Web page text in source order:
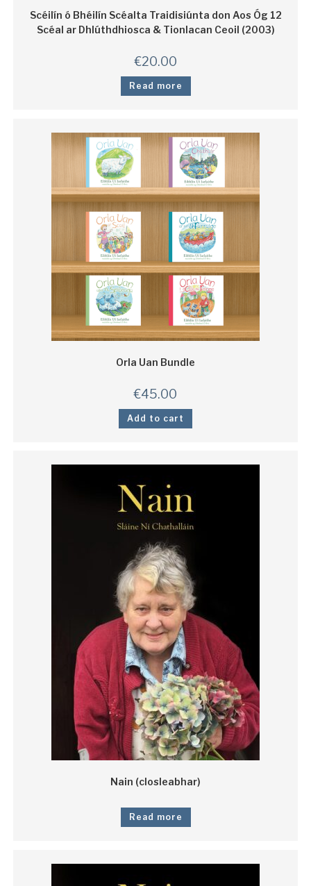
Scéilín ó Bhéilín Scéalta Traidisiúnta don Aos Óg 12
Scéal ar Dhlúthdhiosca & Tionlacan Ceoil (2003)
€20.00
Read more
Orla Uan Bundle
€45.00
Add to cart
Nain (closleabhar)
Read more